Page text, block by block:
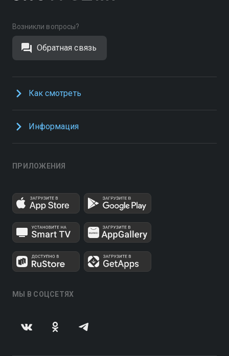
Возникли вопросы?
Обратная связь
Как смотреть
Информация
ПРИЛОЖЕНИЯ
МЫ В СОЦСЕТЯХ